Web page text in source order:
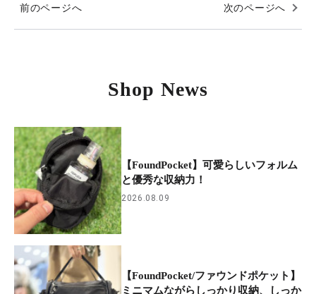
前のページへ 次のページへ
Shop News
【FoundPocket】可愛らしいフォルム
と優秀な収納力！
2026.08.09
【FoundPocket/ファウンドポケット】
ミニマムながらしっかり収納、しっか